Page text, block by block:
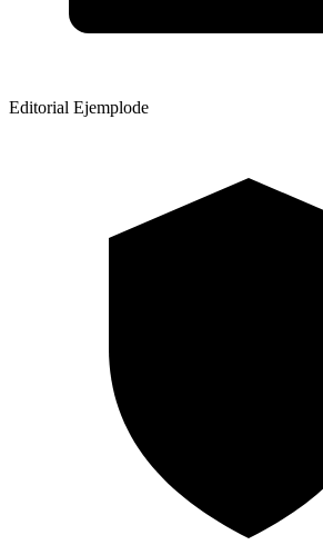
Editorial Ejemplode